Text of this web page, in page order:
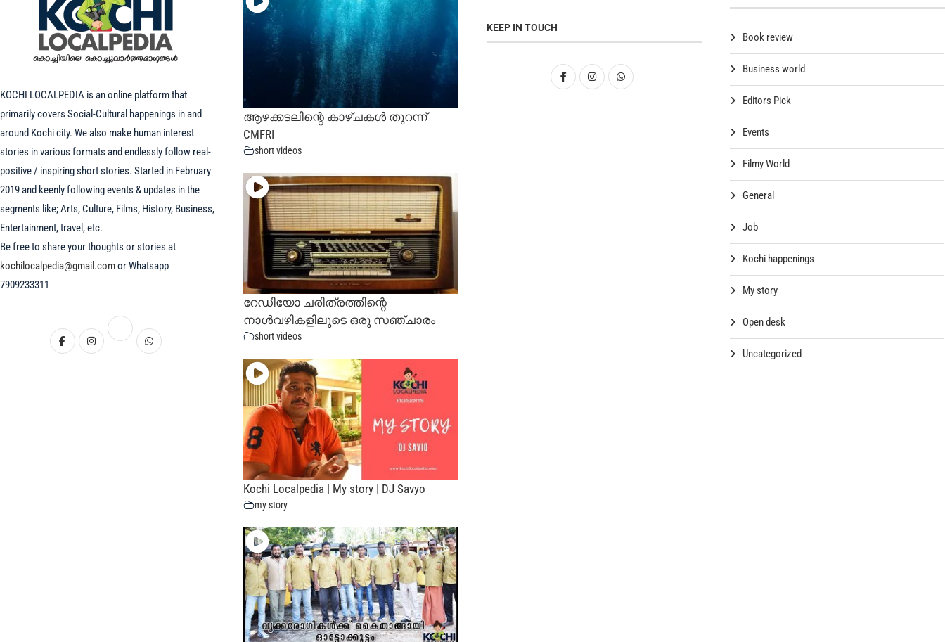
KOCHI LOCALPEDIA is an online platform that
primarily covers Social-Cultural happenings in and
around Kochi city. We also make human interest
stories in various formats and endlessly follow real-
positive / inspiring short stories. Started in February
2019 and keenly following events & updates in the
segments like; Arts, Culture, Films, History, Business,
Entertainment, travel, etc.
Be free to share your thoughts or stories at
kochilocalpedia@gmail.comor Whatsapp
7909233311
ആഴക്കടലിന്റെ കാഴ്ചകൾ തുറന്ന്
CMFRI
short videos
റേഡിയോ ചരിത്രത്തിന്റെ
നാൾവഴികളിലൂടെ ഒരു സഞ്ചാരം
short videos
Kochi Localpedia | My story | DJ Savyo
my story
KEEP IN TOUCH
Book review
Business world
Editors Pick
Events
Filmy World
General
Job
Kochi happenings
My story
Open desk
Uncategorized